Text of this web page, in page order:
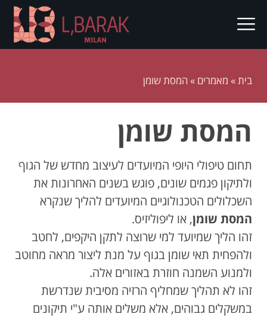
בית» מאמרים »המסת שומן
המסת שומן
תחום טיפולי היופי המיועדים לעיצוב מחדש של הגוף
ולתיקון פגמים שונים, פוגש בשנים האחרונות את
השכלולים הטכנולוגיים המיועדים להליך שנקרא
המסת שומן, או ליפוליזיס.
זהו הליך שמיועד למי שרוצה לתקן היקפים, לחטב
ולהפחית תאי שומן בגוף על מנת ליצור מראה מחוטב
ולמנוע השמנה חוזרת באזורים אלה.
זהו לא תהליך שמחליף הרזיה מסיבית שנדרשת
במשקלים גבוהים, אלא משלים אותה ע"י תיקונים